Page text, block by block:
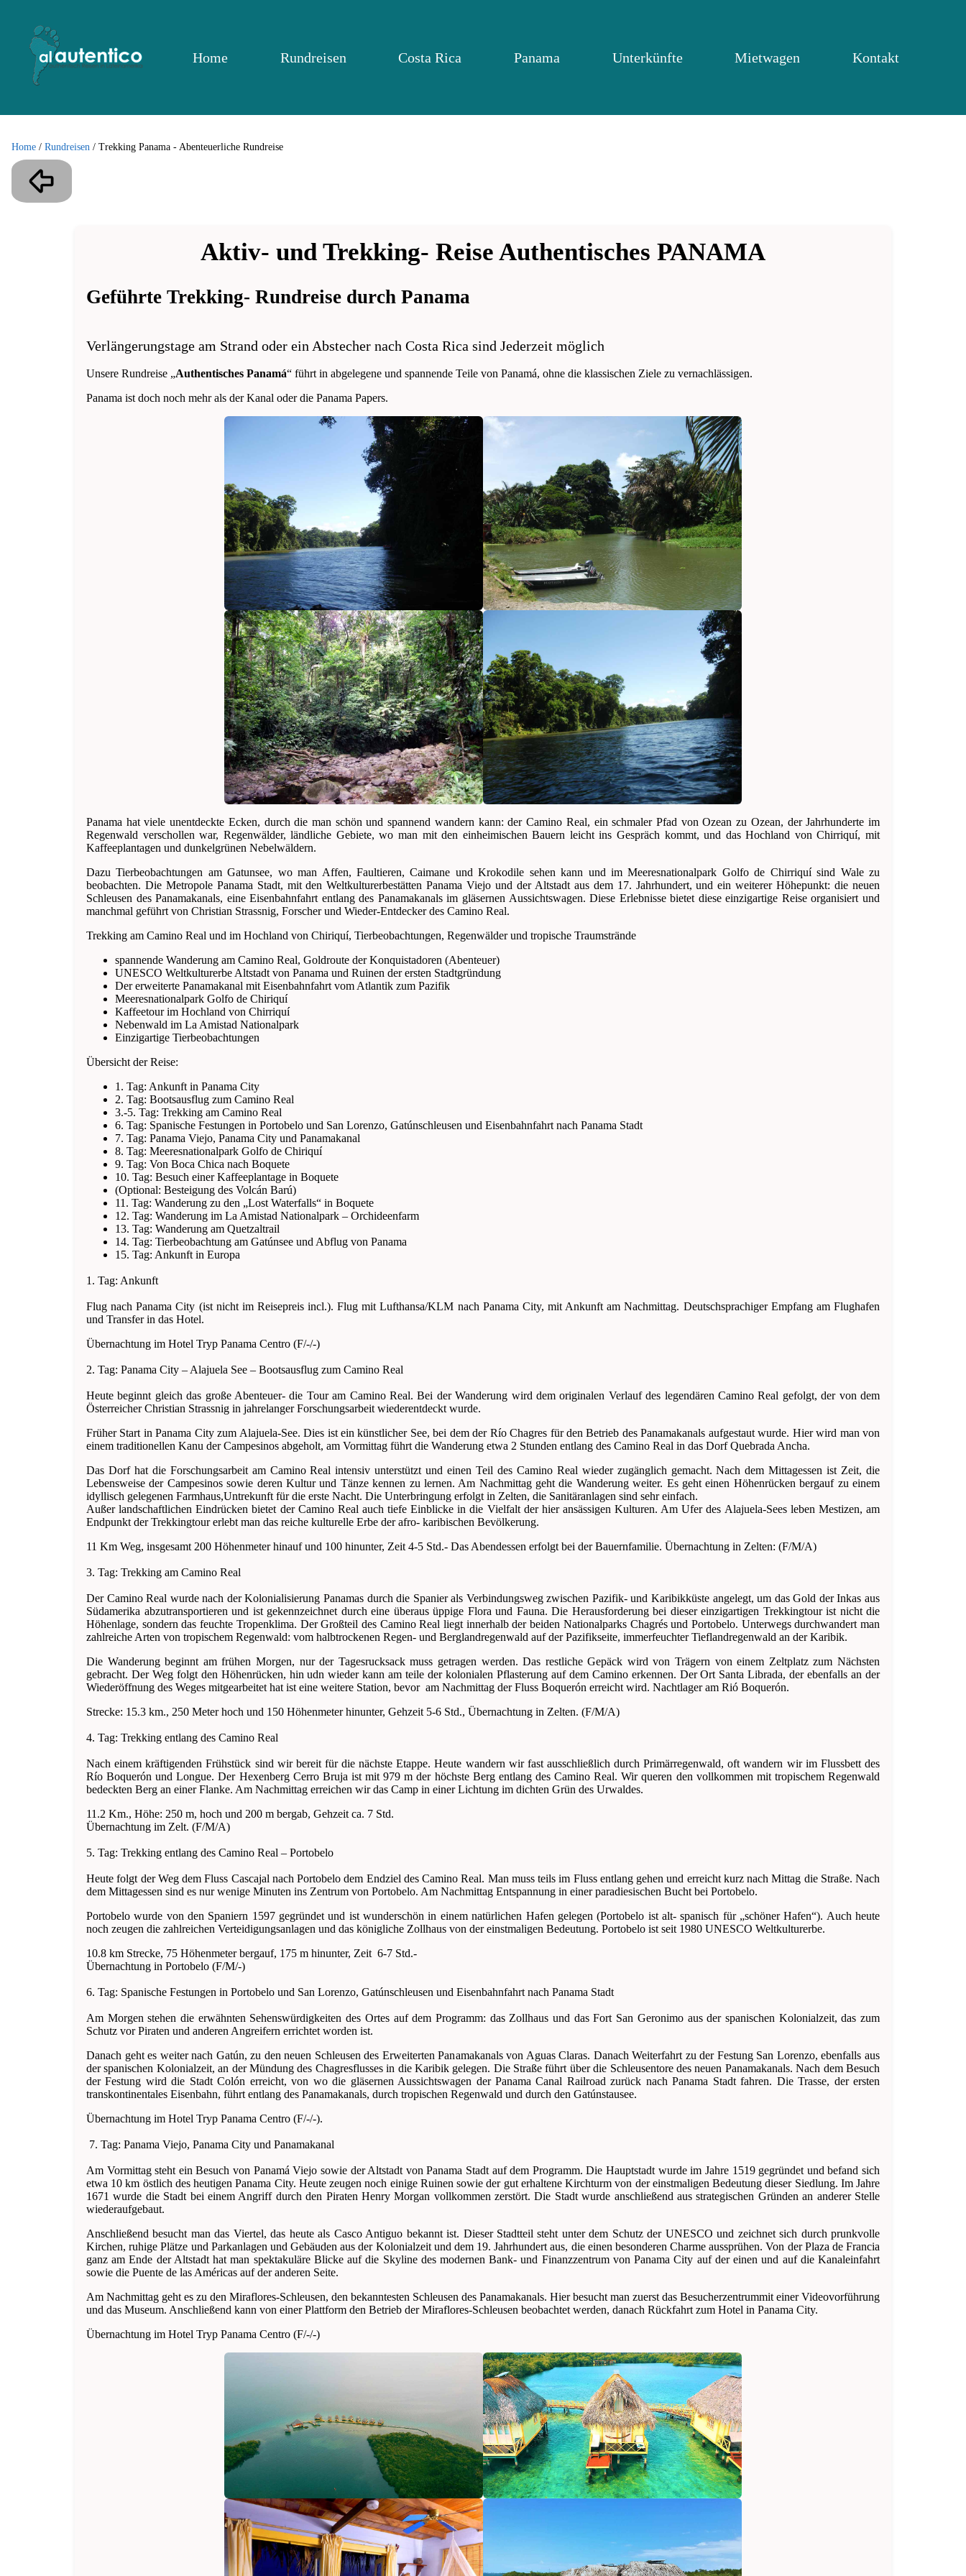
Home Rundreisen Costa Rica Panama Unterkünfte Mietwagen Kontakt
Home / Rundreisen / Trekking Panama - Abenteuerliche Rundreise
Aktiv- und Trekking- Reise Authentisches PANAMA
Geführte Trekking- Rundreise durch Panama
Verlängerungstage am Strand oder ein Abstecher nach Costa Rica sind Jederzeit möglich
Unsere Rundreise „Authentisches Panamá“ führt in abgelegene und spannende Teile von Panamá, ohne die klassischen Ziele zu vernachlässigen.
Panama ist doch noch mehr als der Kanal oder die Panama Papers.
Panama hat viele unentdeckte Ecken, durch die man schön und spannend wandern kann: der Camino Real, ein schmaler Pfad von Ozean zu Ozean, der Jahrhunderte im
Regenwald verschollen war, Regenwälder, ländliche Gebiete, wo man mit den einheimischen Bauern leicht ins Gespräch kommt, und das Hochland von Chirriquí, mit
Kaffeeplantagen und dunkelgrünen Nebelwäldern.
Dazu Tierbeobachtungen am Gatunsee, wo man Affen, Faultieren, Caimane und Krokodile sehen kann und im Meeresnationalpark Golfo de Chirriquí sind Wale zu
beobachten. Die Metropole Panama Stadt, mit den Weltkulturerbestätten Panama Viejo und der Altstadt aus dem 17. Jahrhundert, und ein weiterer Höhepunkt: die neuen
Schleusen des Panamakanals, eine Eisenbahnfahrt entlang des Panamakanals im gläsernen Aussichtswagen. Diese Erlebnisse bietet diese einzigartige Reise organisiert und
manchmal geführt von Christian Strassnig, Forscher und Wieder-Entdecker des Camino Real.
Trekking am Camino Real und im Hochland von Chiriquí, Tierbeobachtungen, Regenwälder und tropische Traumstrände
spannende Wanderung am Camino Real, Goldroute der Konquistadoren (Abenteuer)
UNESCO Weltkulturerbe Altstadt von Panama und Ruinen der ersten Stadtgründung
Der erweiterte Panamakanal mit Eisenbahnfahrt vom Atlantik zum Pazifik
Meeresnationalpark Golfo de Chiriquí
Kaffeetour im Hochland von Chirriquí
Nebenwald im La Amistad Nationalpark
Einzigartige Tierbeobachtungen
Übersicht der Reise:
1. Tag: Ankunft in Panama City
2. Tag: Bootsausflug zum Camino Real
3.-5. Tag: Trekking am Camino Real
6. Tag: Spanische Festungen in Portobelo und San Lorenzo, Gatúnschleusen und Eisenbahnfahrt nach Panama Stadt
7. Tag: Panama Viejo, Panama City und Panamakanal
8. Tag: Meeresnationalpark Golfo de Chiriquí
9. Tag: Von Boca Chica nach Boquete
10. Tag: Besuch einer Kaffeeplantage in Boquete
(Optional: Besteigung des Volcán Barú)
11. Tag: Wanderung zu den „Lost Waterfalls“ in Boquete
12. Tag: Wanderung im La Amistad Nationalpark – Orchideenfarm
13. Tag: Wanderung am Quetzaltrail
14. Tag: Tierbeobachtung am Gatúnsee und Abflug von Panama
15. Tag: Ankunft in Europa
1. Tag: Ankunft
Flug nach Panama City (ist nicht im Reisepreis incl.). Flug mit Lufthansa/KLM nach Panama City, mit Ankunft am Nachmittag. Deutschsprachiger Empfang am Flughafen
und Transfer in das Hotel.
Übernachtung im Hotel Tryp Panama Centro (F/-/-)
2. Tag: Panama City – Alajuela See – Bootsausflug zum Camino Real
Heute beginnt gleich das große Abenteuer- die Tour am Camino Real. Bei der Wanderung wird dem originalen Verlauf des legendären Camino Real gefolgt, der von dem
Österreicher Christian Strassnig in jahrelanger Forschungsarbeit wiederentdeckt wurde.
Früher Start in Panama City zum Alajuela-See. Dies ist ein künstlicher See, bei dem der Río Chagres für den Betrieb des Panamakanals aufgestaut wurde. Hier wird man von
einem traditionellen Kanu der Campesinos abgeholt, am Vormittag führt die Wanderung etwa 2 Stunden entlang des Camino Real in das Dorf Quebrada Ancha.
Das Dorf hat die Forschungsarbeit am Camino Real intensiv unterstützt und einen Teil des Camino Real wieder zugänglich gemacht. Nach dem Mittagessen ist Zeit, die
Lebensweise der Campesinos sowie deren Kultur und Tänze kennen zu lernen. Am Nachmittag geht die Wanderung weiter. Es geht einen Höhenrücken bergauf zu einem
idyllisch gelegenen Farmhaus,Untrekunft für die erste Nacht. Die Unterbringung erfolgt in Zelten, die Sanitäranlagen sind sehr einfach.
Außer landschaftlichen Eindrücken bietet der Camino Real auch tiefe Einblicke in die Vielfalt der hier ansässigen Kulturen. Am Ufer des Alajuela-Sees leben Mestizen, am
Endpunkt der Trekkingtour erlebt man das reiche kulturelle Erbe der afro- karibischen Bevölkerung.
11 Km Weg, insgesamt 200 Höhenmeter hinauf und 100 hinunter, Zeit 4-5 Std.- Das Abendessen erfolgt bei der Bauernfamilie. Übernachtung in Zelten: (F/M/A)
3. Tag: Trekking am Camino Real
Der Camino Real wurde nach der Kolonialisierung Panamas durch die Spanier als Verbindungsweg zwischen Pazifik- und Karibikküste angelegt, um das Gold der Inkas aus
Südamerika abzutransportieren und ist gekennzeichnet durch eine überaus üppige Flora und Fauna. Die Herausforderung bei dieser einzigartigen Trekkingtour ist nicht die
Höhenlage, sondern das feuchte Tropenklima. Der Großteil des Camino Real liegt innerhalb der beiden Nationalparks Chagrés und Portobelo. Unterwegs durchwandert man
zahlreiche Arten von tropischem Regenwald: vom halbtrockenen Regen- und Berglandregenwald auf der Pazifikseite, immerfeuchter Tieflandregenwald an der Karibik.
Die Wanderung beginnt am frühen Morgen, nur der Tagesrucksack muss getragen werden. Das restliche Gepäck wird von Trägern von einem Zeltplatz zum Nächsten
gebracht. Der Weg folgt den Höhenrücken, hin udn wieder kann am teile der kolonialen Pflasterung auf dem Camino erkennen. Der Ort Santa Librada, der ebenfalls an der
Wiederöffnung des Weges mitgearbeitet hat ist eine weitere Station, bevor am Nachmittag der Fluss Boquerón erreicht wird. Nachtlager am Rió Boquerón.
Strecke: 15.3 km., 250 Meter hoch und 150 Höhenmeter hinunter, Gehzeit 5-6 Std., Übernachtung in Zelten. (F/M/A)
4. Tag: Trekking entlang des Camino Real
Nach einem kräftigenden Frühstück sind wir bereit für die nächste Etappe. Heute wandern wir fast ausschließlich durch Primärregenwald, oft wandern wir im Flussbett des
Río Boquerón und Longue. Der Hexenberg Cerro Bruja ist mit 979 m der höchste Berg entlang des Camino Real. Wir queren den vollkommen mit tropischem Regenwald
bedeckten Berg an einer Flanke. Am Nachmittag erreichen wir das Camp in einer Lichtung im dichten Grün des Urwaldes.
11.2 Km., Höhe: 250 m, hoch und 200 m bergab, Gehzeit ca. 7 Std.
Übernachtung im Zelt. (F/M/A)
5. Tag: Trekking entlang des Camino Real – Portobelo
Heute folgt der Weg dem Fluss Cascajal nach Portobelo dem Endziel des Camino Real. Man muss teils im Fluss entlang gehen und erreicht kurz nach Mittag die Straße. Nach
dem Mittagessen sind es nur wenige Minuten ins Zentrum von Portobelo. Am Nachmittag Entspannung in einer paradiesischen Bucht bei Portobelo.
Portobelo wurde von den Spaniern 1597 gegründet und ist wunderschön in einem natürlichen Hafen gelegen (Portobelo ist alt- spanisch für „schöner Hafen“). Auch heute
noch zeugen die zahlreichen Verteidigungsanlagen und das königliche Zollhaus von der einstmaligen Bedeutung. Portobelo ist seit 1980 UNESCO Weltkulturerbe.
10.8 km Strecke, 75 Höhenmeter bergauf, 175 m hinunter, Zeit 6-7 Std.-
Übernachtung in Portobelo (F/M/-)
6. Tag: Spanische Festungen in Portobelo und San Lorenzo, Gatúnschleusen und Eisenbahnfahrt nach Panama Stadt
Am Morgen stehen die erwähnten Sehenswürdigkeiten des Ortes auf dem Programm: das Zollhaus und das Fort San Geronimo aus der spanischen Kolonialzeit, das zum
Schutz vor Piraten und anderen Angreifern errichtet worden ist.
Danach geht es weiter nach Gatún, zu den neuen Schleusen des Erweiterten Panamakanals von Aguas Claras. Danach Weiterfahrt zu der Festung San Lorenzo, ebenfalls aus
der spanischen Kolonialzeit, an der Mündung des Chagresflusses in die Karibik gelegen. Die Straße führt über die Schleusentore des neuen Panamakanals. Nach dem Besuch
der Festung wird die Stadt Colón erreicht, von wo die gläsernen Aussichtswagen der Panama Canal Railroad zurück nach Panama Stadt fahren. Die Trasse, der ersten
transkontinentales Eisenbahn, führt entlang des Panamakanals, durch tropischen Regenwald und durch den Gatúnstausee.
Übernachtung im Hotel Tryp Panama Centro (F/-/-).
7. Tag: Panama Viejo, Panama City und Panamakanal
Am Vormittag steht ein Besuch von Panamá Viejo sowie der Altstadt von Panama Stadt auf dem Programm. Die Hauptstadt wurde im Jahre 1519 gegründet und befand sich
etwa 10 km östlich des heutigen Panama City. Heute zeugen noch einige Ruinen sowie der gut erhaltene Kirchturm von der einstmaligen Bedeutung dieser Siedlung. Im Jahre
1671 wurde die Stadt bei einem Angriff durch den Piraten Henry Morgan vollkommen zerstört. Die Stadt wurde anschließend aus strategischen Gründen an anderer Stelle
wiederaufgebaut.
Anschließend besucht man das Viertel, das heute als Casco Antiguo bekannt ist. Dieser Stadtteil steht unter dem Schutz der UNESCO und zeichnet sich durch prunkvolle
Kirchen, ruhige Plätze und Parkanlagen und Gebäuden aus der Kolonialzeit und dem 19. Jahrhundert aus, die einen besonderen Charme aussprühen. Von der Plaza de Francia
ganz am Ende der Altstadt hat man spektakuläre Blicke auf die Skyline des modernen Bank- und Finanzzentrum von Panama City auf der einen und auf die Kanaleinfahrt
sowie die Puente de las Américas auf der anderen Seite.
Am Nachmittag geht es zu den Miraflores-Schleusen, den bekanntesten Schleusen des Panamakanals. Hier besucht man zuerst das Besucherzentrummit einer Videovorführung
und das Museum. Anschließend kann von einer Plattform den Betrieb der Miraflores-Schleusen beobachtet werden, danach Rückfahrt zum Hotel in Panama City.
Übernachtung im Hotel Tryp Panama Centro (F/-/-)